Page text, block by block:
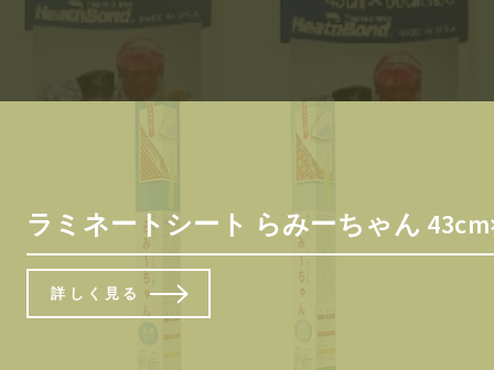
ラミネートシート らみーちゃん
詳しく見る